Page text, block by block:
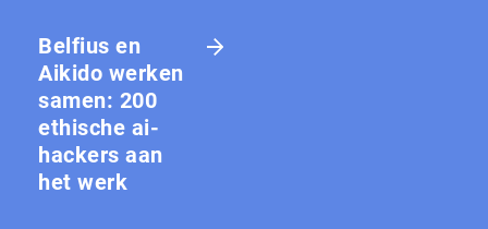
Belfius en
Aikido werken
samen: 200
ethische ai-
hackers aan
het werk